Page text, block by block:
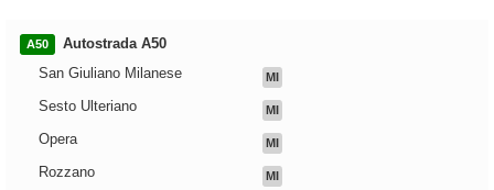
A50
Autostrada A50
San Giuliano Milanese
MI
Sesto Ulteriano MI
Opera MI
Rozzano MI